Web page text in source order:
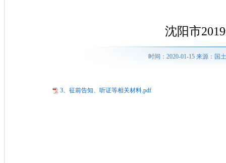
沈阳市
时间：2020-01-15 来源：国
3、征前告知、听证等相关材料.pdf